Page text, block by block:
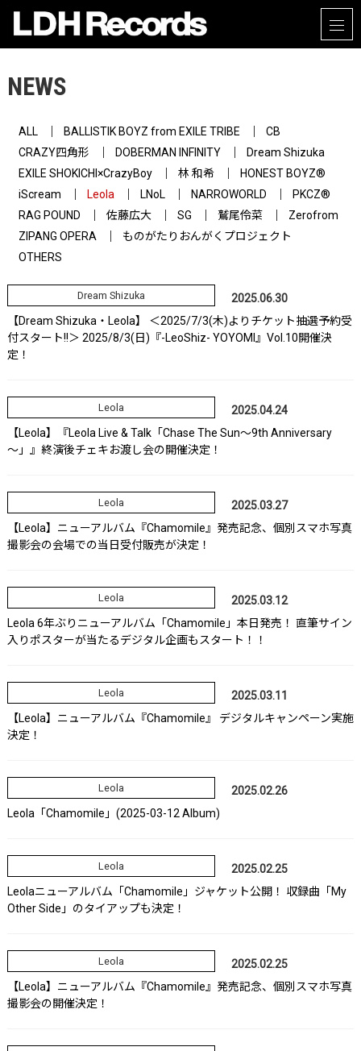
NEWS
ALL BALLISTIK BOYZ from EXILE TRIBE
CB
CRAZY四角形
DOBERMAN INFINITY
Dream Shizuka
EXILE SHOKICHI×CrazyBoy
林 和希
HONEST BOYZ®
iScream
Leola LNoL NARROWORLD
PKCZ®
RAG POUND
佐藤広大 SG 鷲尾伶菜
Zerofrom
ZIPANG OPERA
ものがたりおんがくプロジェクト
OTHERS
Dream Shizuka
2025.06.30
【Dream Shizuka・Leola】 ＜2025/7/3(木)よりチケット抽選予約受
付スタート!!＞ 2025/8/3(日)『-LeoShiz- YOYOMI』Vol.10開催決
定！
Leola
2025.04.24
【Leola】『Leola Live & Talk「Chase The Sun～9th Anniversary
～」』終演後チェキお渡し会の開催決定！
Leola
2025.03.27
【Leola】ニューアルバム『Chamomile』発売記念、個別スマホ写真
撮影会の会場での当日受付販売が決定！
Leola
2025.03.12
Leola 6年ぶりニューアルバム「Chamomile」本日発売！ 直筆サイン
入りポスターが当たるデジタル企画もスタート！！
Leola
2025.03.11
【Leola】ニューアルバム『Chamomile』 デジタルキャンペーン実施
決定！
Leola
2025.02.26
Leola「Chamomile」(2025-03-12 Album)
Leola
2025.02.25
Leolaニューアルバム「Chamomile」ジャケット公開！ 収録曲「My
Other Side」のタイアップも決定！
Leola
2025.02.25
【Leola】ニューアルバム『Chamomile』発売記念、個別スマホ写真
撮影会の開催決定！